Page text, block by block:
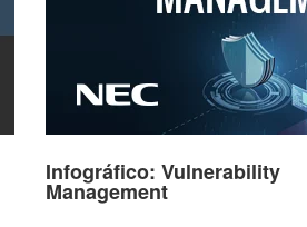
Infográfico: Vulnerability
Management